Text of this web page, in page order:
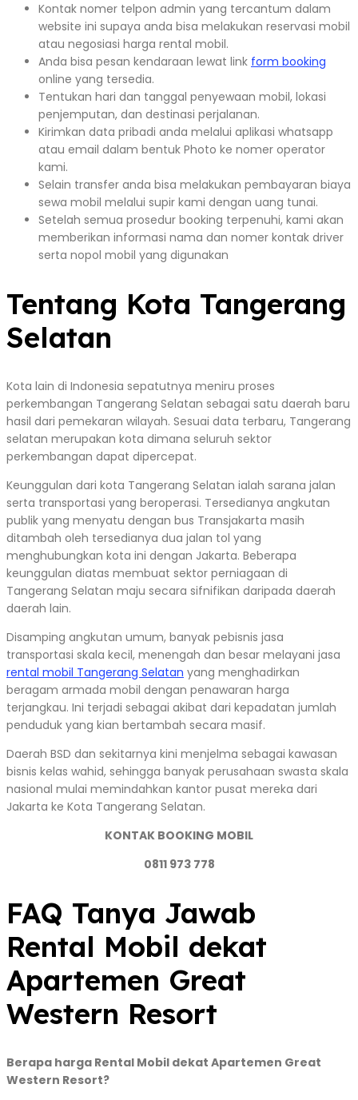
Kontak nomer telpon admin yang tercantum dalam
website ini supaya anda bisa melakukan reservasi mobil
atau negosiasi harga rental mobil.
Anda bisa pesan kendaraan lewat link form booking
online yang tersedia.
Tentukan hari dan tanggal penyewaan mobil, lokasi
penjemputan, dan destinasi perjalanan.
Kirimkan data pribadi anda melalui aplikasi whatsapp
atau email dalam bentuk Photo ke nomer operator
kami.
Selain transfer anda bisa melakukan pembayaran biaya
sewa mobil melalui supir kami dengan uang tunai.
Setelah semua prosedur booking terpenuhi, kami akan
memberikan informasi nama dan nomer kontak driver
serta nopol mobil yang digunakan
Tentang Kota Tangerang
Selatan
Kota lain di Indonesia sepatutnya meniru proses
perkembangan Tangerang Selatan sebagai satu daerah baru
hasil dari pemekaran wilayah. Sesuai data terbaru, Tangerang
selatan merupakan kota dimana seluruh sektor
perkembangan dapat dipercepat.
Keunggulan dari kota Tangerang Selatan ialah sarana jalan
serta transportasi yang beroperasi. Tersedianya angkutan
publik yang menyatu dengan bus Transjakarta masih
ditambah oleh tersedianya dua jalan tol yang
menghubungkan kota ini dengan Jakarta. Beberapa
keunggulan diatas membuat sektor perniagaan di
Tangerang Selatan maju secara sifnifikan daripada daerah
daerah lain.
Disamping angkutan umum, banyak pebisnis jasa
transportasi skala kecil, menengah dan besar melayani jasa
rental mobil Tangerang Selatan yang menghadirkan
beragam armada mobil dengan penawaran harga
terjangkau. Ini terjadi sebagai akibat dari kepadatan jumlah
penduduk yang kian bertambah secara masif.
Daerah BSD dan sekitarnya kini menjelma sebagai kawasan
bisnis kelas wahid, sehingga banyak perusahaan swasta skala
nasional mulai memindahkan kantor pusat mereka dari
Jakarta ke Kota Tangerang Selatan.
KONTAK BOOKING MOBIL
0811 973 778
FAQ Tanya Jawab
Rental Mobil dekat
Apartemen Great
Western Resort
Berapa harga Rental Mobil dekat Apartemen Great
Western Resort?